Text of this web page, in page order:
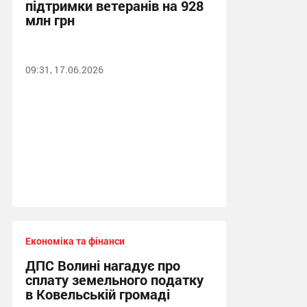
підтримки ветеранів на 928
млн грн
09:31, 17.06.2026
Економіка та фінанси
ДПС Волині нагадує про
сплату земельного податку
в Ковельській громаді